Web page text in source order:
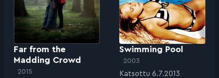
Far from the
Madding Crowd
2015
Swimming Pool
2003
Katsottu 6.7.2013